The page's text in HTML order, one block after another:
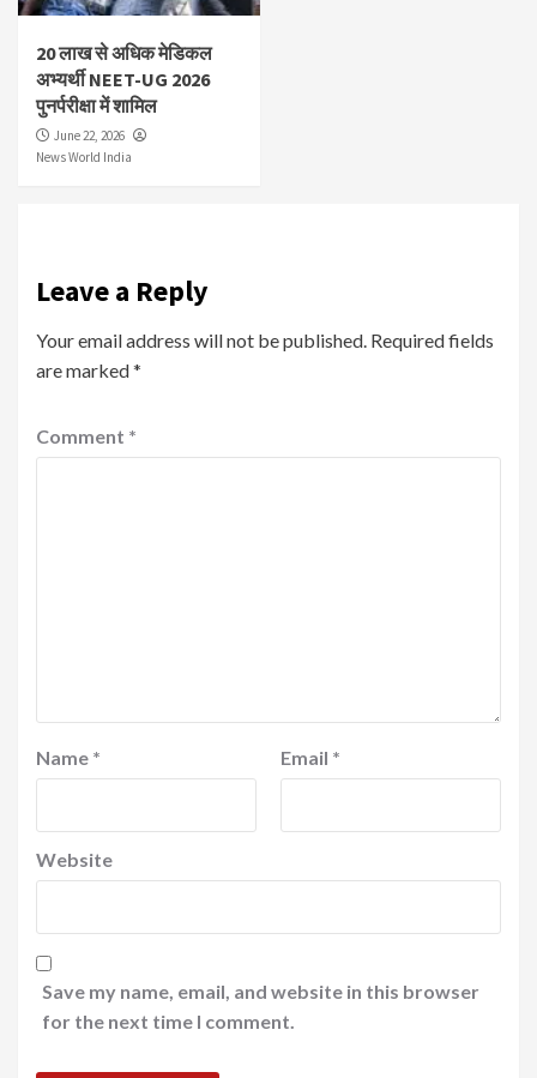
20 लाख से अधिक मेडिकल
अभ्यर्थी NEET-UG 2026
पुनर्परीक्षा में शामिल
June 22, 2026
News World India
Leave a Reply
Your email address will not be published. Required fields
are marked*
Comment *
Name * Email *
Website
Save my name, email, and website in this browser
for the next time I comment.